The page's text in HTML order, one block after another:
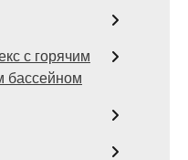
с горячим
бассейном